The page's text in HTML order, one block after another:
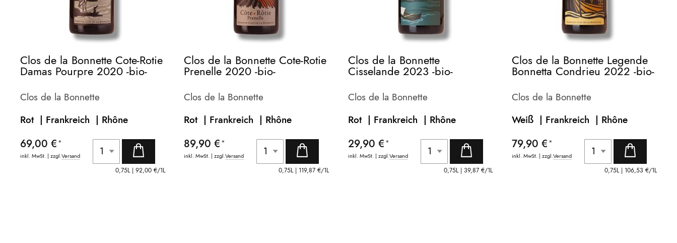
Clos de la Bonnette Cote-Rotie
Damas Pourpre 2020 -bio-
Clos de la Bonnette
Rot | Frankreich | Rhône
69,00 €
inkl. MwSt. | zzgl.Versand
0,75L | 92,00 €/1L
Clos de la Bonnette Cote-Rotie
Prenelle 2020 -bio-
Clos de la Bonnette
Rot | Frankreich | Rhône
89,90 €
inkl. MwSt. | zzgl.Versand
0,75L | 119,87 €/1L
Clos de la Bonnette
Cisselande 2023 -bio-
Clos de la Bonnette
Rot | Frankreich | Rhône
29,90 €
inkl. MwSt. | zzgl.Versand
0,75L |39,87 €/1L
Clos de la Bonnette Legende
Bonnetta Condrieu 2022 -bio-
Clos de la Bonnette
Weiß | Frankreich | Rhône
79,90 €
inkl. MwSt. | zzgl.Versand
0,75L | 106,53 €/1L